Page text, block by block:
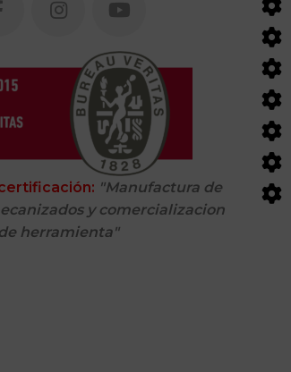
"Manufactura de
y comercializacion
de herramienta"